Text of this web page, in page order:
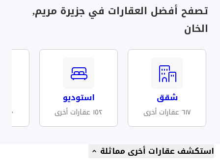
تصفح أفضل العقارات في جزيرة مريم,
الخان
شقق
٦١٧ عقارات أخرى
استوديو
١٥٢ عقارات أخرى ١٢٠ عقارات أخرى
استكشف عقارات أخرى مماثلة